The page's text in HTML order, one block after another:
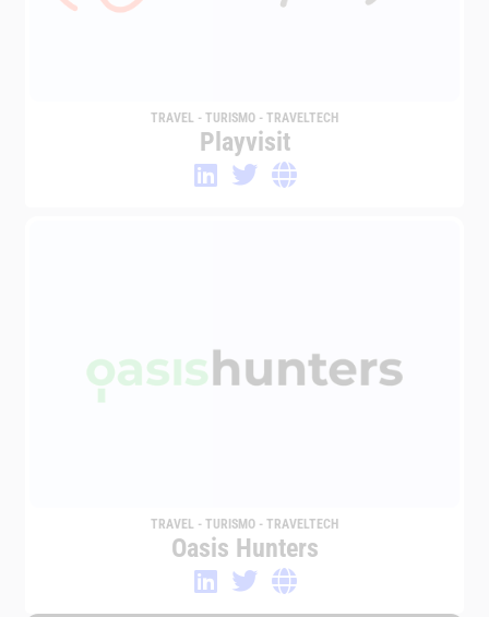
TRAVEL - TURISMO - TRAVELTECH
Playvisit
TRAVEL - TURISMO - TRAVELTECH
Oasis Hunters